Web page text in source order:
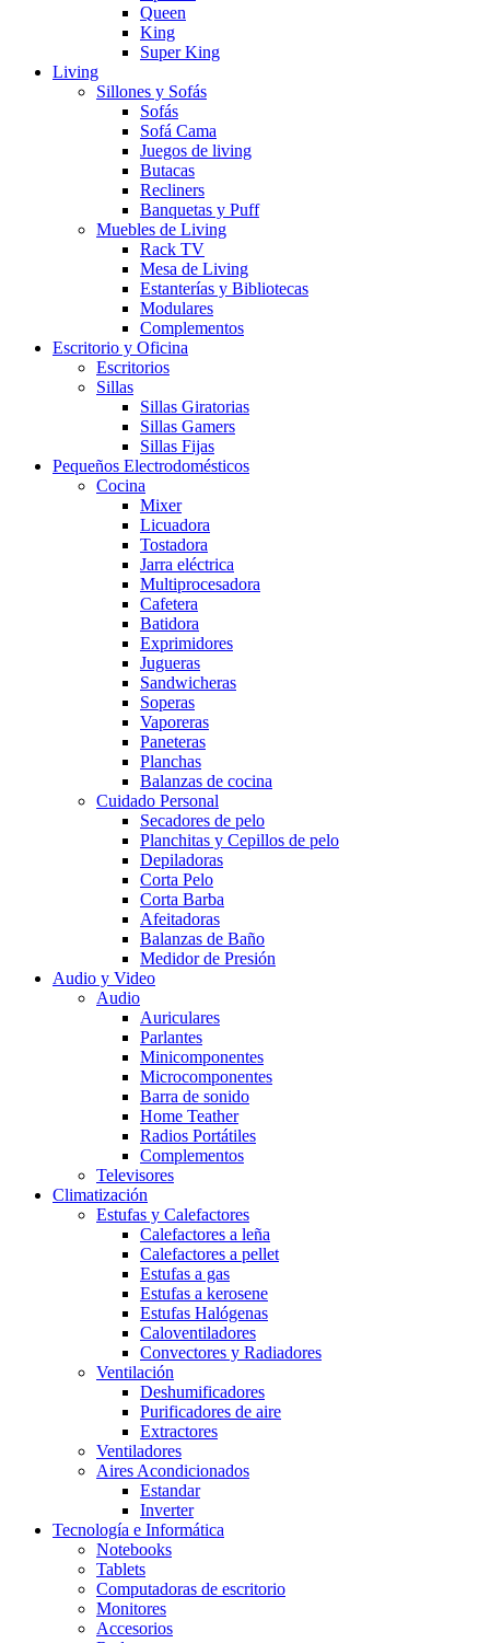
Queen
King
Super King
Living
Sillones y Sofás
Sofás
Sofá Cama
Juegos de living
Butacas
Recliners
Banquetas y Puff
Muebles de Living
Rack TV
Mesa de Living
Estanterías y Bibliotecas
Modulares
Complementos
Escritorio y Oficina
Escritorios
Sillas
Sillas Giratorias
Sillas Gamers
Sillas Fijas
Pequeños Electrodomésticos
Cocina
Mixer
Licuadora
Tostadora
Jarra eléctrica
Multiprocesadora
Cafetera
Batidora
Exprimidores
Jugueras
Sandwicheras
Soperas
Vaporeras
Paneteras
Planchas
Balanzas de cocina
Cuidado Personal
Secadores de pelo
Planchitas y Cepillos de pelo
Depiladoras
Corta Pelo
Corta Barba
Afeitadoras
Balanzas de Baño
Medidor de Presión
Audio y Video
Audio
Auriculares
Parlantes
Minicomponentes
Microcomponentes
Barra de sonido
Home Teather
Radios Portátiles
Complementos
Televisores
Climatización
Estufas y Calefactores
Calefactores a leña
Calefactores a pellet
Estufas a gas
Estufas a kerosene
Estufas Halógenas
Caloventiladores
Convectores y Radiadores
Ventilación
Deshumificadores
Purificadores de aire
Extractores
Ventiladores
Aires Acondicionados
Estandar
Inverter
Tecnología e Informática
Notebooks
Tablets
Computadoras de escritorio
Monitores
Accesorios